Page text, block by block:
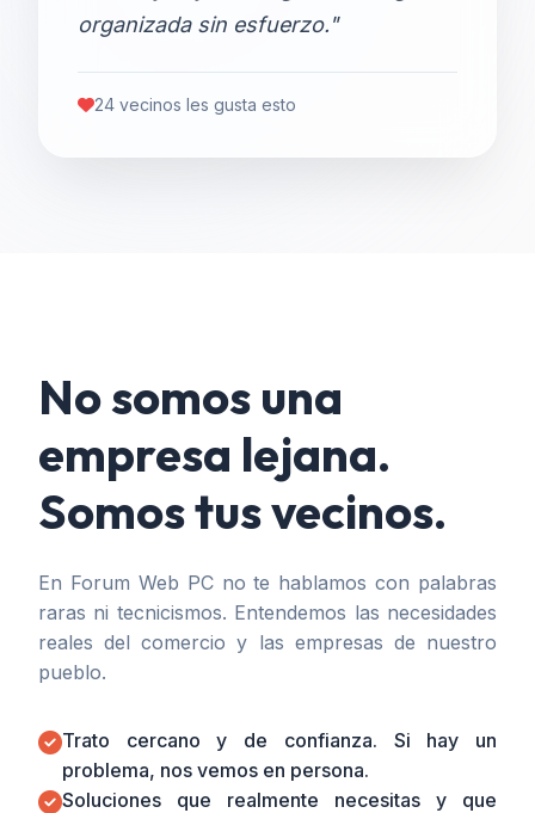
organizada sin esfuerzo."
24 vecinos les gusta esto
No somos una
empresa lejana.
Somos tus vecinos.
En Forum Web PC no te hablamos con palabras
raras ni tecnicismos. Entendemos las necesidades
reales del comercio y las empresas de nuestro
pueblo.
Trato cercano y de confianza. Si hay un
problema, nos vemos en persona.
Soluciones que realmente necesitas y que